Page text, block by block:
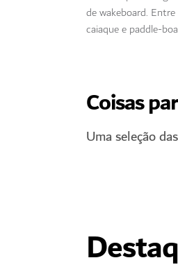
de wakeboard.
caiaque e paddle-
Coisas
Uma seleção